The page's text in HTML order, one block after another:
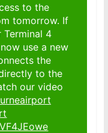
to the
tomorrow. If
Terminal 4
use a new
the
to the
our video